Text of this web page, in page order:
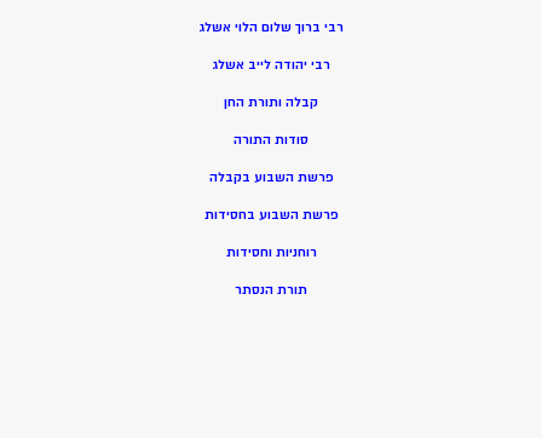
רבי ברוך שלום הלוי אשלג
רבי יהודה לייב אשלג
קבלה ותורת החן
סודות התורה
פרשת השבוע בקבלה
פרשת השבוע בחסידות
רוחניות וחסידות
תורת הנסתר